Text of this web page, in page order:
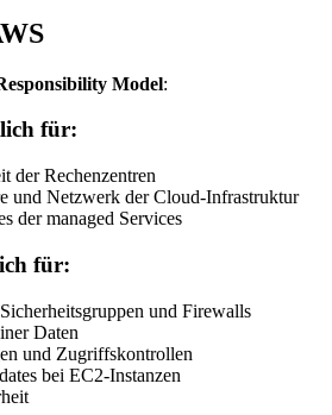
Model:
für:
der Rechenzentren
und Netzwerk der Cloud-Infrastruktur
der managed Services
für:
und Firewalls
Daten
und Zugriffskontrollen
bei EC2-Instanzen